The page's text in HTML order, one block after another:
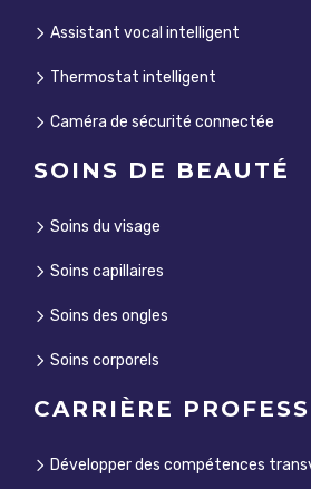
Assistant vocal intelligent
Thermostat intelligent
Caméra de sécurité connectée
SOINS DE BEAUTÉ
Soins du visage
Soins capillaires
Soins des ongles
Soins corporels
CARRIÈRE
Développer des compétences